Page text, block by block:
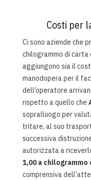
Costi per
Ci sono aziende che
chilogrammo di carta
aggiungono sia il
manodopera per il
dell’operatore
rispetto a quello che
sopralluogo per
tritare, al suo
successiva
autorizzata a
1,00 a
comprensiva